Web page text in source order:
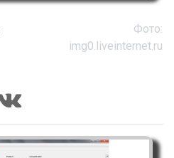
Фото:
img0.liveinternet.ru